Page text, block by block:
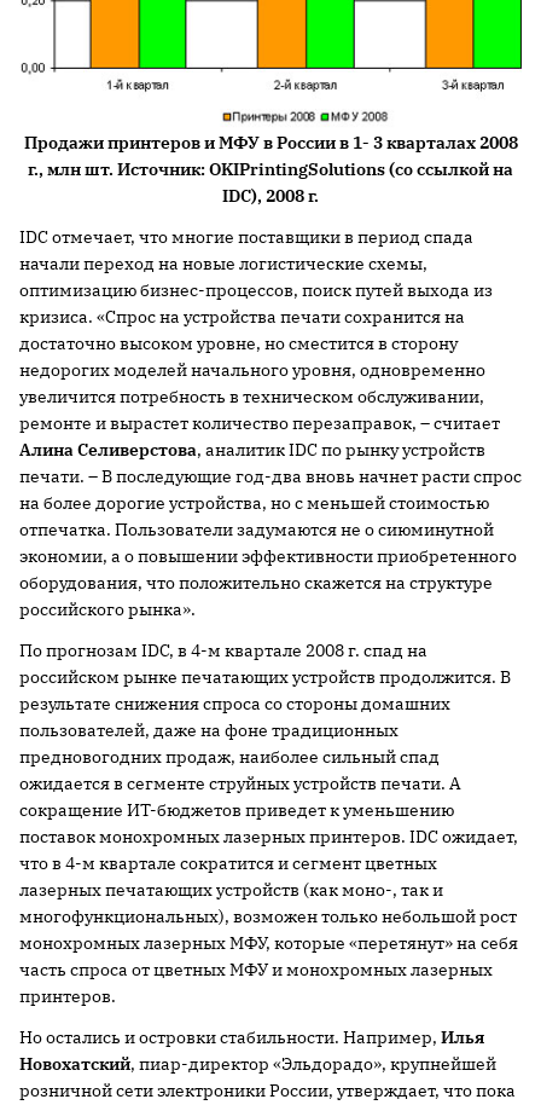
Продажи принтеров и МФУ в России в 1- 3 кварталах2008
г., млн шт. Источник:OKIPrintingSolutions(со ссылкой на
IDC), 2008 г.
IDC отмечает, что многие поставщики в период спада
начали переход на новые логистические схемы,
оптимизацию бизнес-процессов, поиск путей выхода из
кризиса. «Спрос на устройства печати сохранится на
достаточно высоком уровне, но сместится в сторону
недорогих моделей начального уровня, одновременно
увеличится потребность в техническом обслуживании,
ремонте и вырастет количество перезаправок, – считает
Алина Селиверстова, аналитик IDC по рынку устройств
печати. – В последующие год-два вновь начнет расти спрос
на более дорогие устройства, но с меньшей стоимостью
отпечатка. Пользователи задумаются не о сиюминутной
экономии, а о повышении эффективности приобретенного
оборудования, что положительно скажется на структуре
российского рынка».
По прогнозам IDC, в 4-м квартале 2008 г. спад на
российском рынке печатающих устройств продолжится. В
результате снижения спроса со стороны домашних
пользователей, даже на фоне традиционных
предновогодних продаж, наиболее сильный спад
ожидается в сегменте струйных устройств печати. А
сокращение ИТ-бюджетов приведет к уменьшению
поставок монохромных лазерных принтеров. IDC ожидает,
что в 4-м квартале сократится и сегмент цветных
лазерных печатающих устройств (как моно-, так и
многофункциональных), возможен только небольшой рост
монохромных лазерных МФУ, которые «перетянут» на себя
часть спроса от цветных МФУ и монохромных лазерных
принтеров.
Но остались и островки стабильности. Например, Илья
Новохатский, пиар-директор «Эльдорадо», крупнейшей
розничной сети электроники России, утверждает, что пока